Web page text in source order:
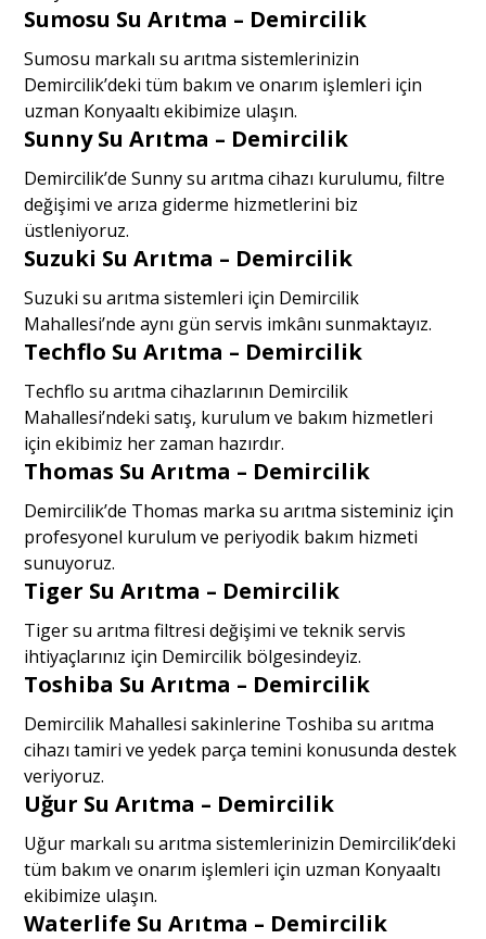
Sumosu Su Arıtma – Demircilik
Sumosu markalı su arıtma sistemlerinizin
Demircilik’deki tüm bakım ve onarım işlemleri için
uzman Konyaaltı ekibimize ulaşın.
Sunny Su Arıtma – Demircilik
Demircilik’de Sunny su arıtma cihazı kurulumu, filtre
değişimi ve arıza giderme hizmetlerini biz
üstleniyoruz.
Suzuki Su Arıtma – Demircilik
Suzuki su arıtma sistemleri için Demircilik
Mahallesi’nde aynı gün servis imkânı sunmaktayız.
Techflo Su Arıtma – Demircilik
Techflo su arıtma cihazlarının Demircilik
Mahallesi’ndeki satış, kurulum ve bakım hizmetleri
için ekibimiz her zaman hazırdır.
Thomas Su Arıtma – Demircilik
Demircilik’de Thomas marka su arıtma sisteminiz için
profesyonel kurulum ve periyodik bakım hizmeti
sunuyoruz.
Tiger Su Arıtma – Demircilik
Tiger su arıtma filtresi değişimi ve teknik servis
ihtiyaçlarınız için Demircilik bölgesindeyiz.
Toshiba Su Arıtma – Demircilik
Demircilik Mahallesi sakinlerine Toshiba su arıtma
cihazı tamiri ve yedek parça temini konusunda destek
veriyoruz.
Uğur Su Arıtma – Demircilik
Uğur markalı su arıtma sistemlerinizin Demircilik’deki
tüm bakım ve onarım işlemleri için uzman Konyaaltı
ekibimize ulaşın.
Waterlife Su Arıtma – Demircilik